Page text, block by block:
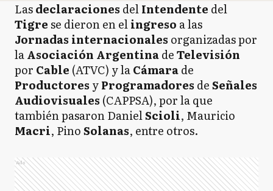
Lasdeclaraciones delIntendente del
Tigrese dieron en elingreso a las
Jornadas internacionales organizadas por
laAsociación ArgentinadeTelevisión
por Cable (ATVC) y laCámarade
Productores yProgramadores deSeñales
Audiovisuales (CAPPSA), por la que
también pasaron DanielScioli, Mauricio
Macri, PinoSolanas, entre otros.
Ads